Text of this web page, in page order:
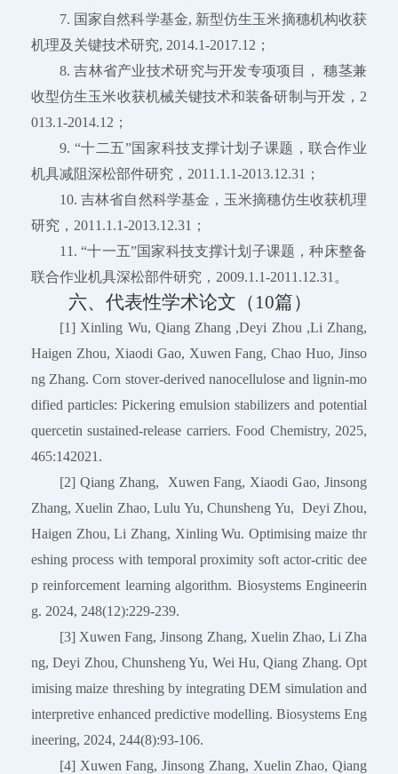
7. 国家自然科学基金, 新型仿生玉米摘穗机构收获
机理及关键技术研究, 2014.1-2017.12；
8. 吉林省产业技术研究与开发专项项目， 穗茎兼
收型仿生玉米收获机械关键技术和装备研制与开发，2
013.1-2014.12；
9. “十二五”国家科技支撑计划子课题，联合作业
机具减阻深松部件研究，2011.1.1-2013.12.31；
10. 吉林省自然科学基金，玉米摘穗仿生收获机理
研究，2011.1.1-2013.12.31；
11. “十一五”国家科技支撑计划子课题，种床整备
联合作业机具深松部件研究，2009.1.1-2011.12.31。
六、代表性学术论文（10篇）
[1] Xinling Wu, Qiang Zhang ,Deyi Zhou ,Li Zhang,
Haigen Zhou, Xiaodi Gao, Xuwen Fang, Chao Huo, Jinso
ng Zhang. Corn stover-derived nanocellulose and lignin-mo
dified particles: Pickering emulsion stabilizers and potential
quercetin sustained-release carriers. Food Chemistry, 2025,
465:142021.
[2] Qiang Zhang, Xuwen Fang, Xiaodi Gao, Jinsong
Zhang, Xuelin Zhao, Lulu Yu, Chunsheng Yu, Deyi Zhou,
Haigen Zhou, Li Zhang, Xinling Wu. Optimising maize thr
eshing process with temporal proximity soft actor-critic dee
p reinforcement learning algorithm. Biosystems Engineerin
g. 2024, 248(12):229-239.
[3] Xuwen Fang, Jinsong Zhang, Xuelin Zhao, Li Zha
ng, Deyi Zhou, Chunsheng Yu, Wei Hu, Qiang Zhang. Opt
imising maize threshing by integrating DEM simulation and
interpretive enhanced predictive modelling. Biosystems Eng
ineering, 2024, 244(8):93-106.
[4] Xuwen Fang, Jinsong Zhang, Xuelin Zhao, Qiang